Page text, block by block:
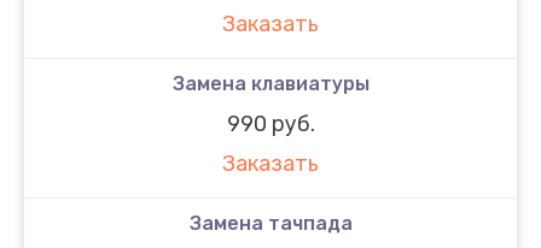
Заказать
Замена клавиатуры
990 руб.
Заказать
Замена тачпада